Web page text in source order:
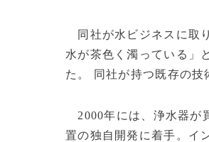
同社が水ビジネスに取
水が茶色く濁っている」
た。 同社が持つ既存の技
2000年には、浄水器が
置の独自開発に着手。イ